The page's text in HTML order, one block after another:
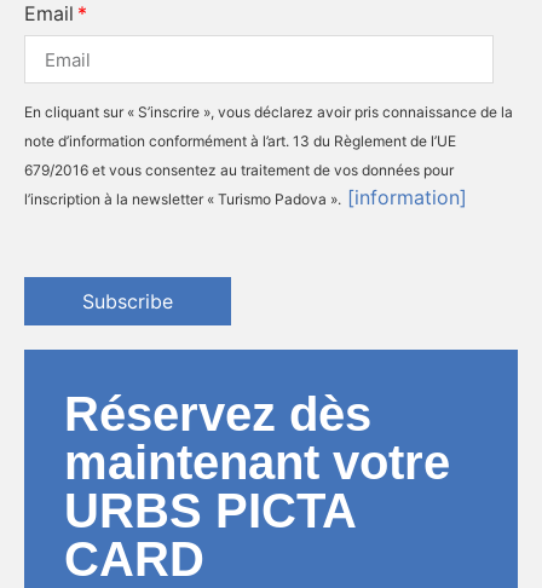
Email
En cliquant sur « S’inscrire », vous déclarez avoir pris connaissance de la
note d’information conformément à l’art. 13 du Règlement de l’UE
679/2016 et vous consentez au traitement de vos données pour
l’inscription à la newsletter « Turismo Padova ». [information]
Subscribe
Réservez dès
maintenant votre
URBS PICTA
CARD